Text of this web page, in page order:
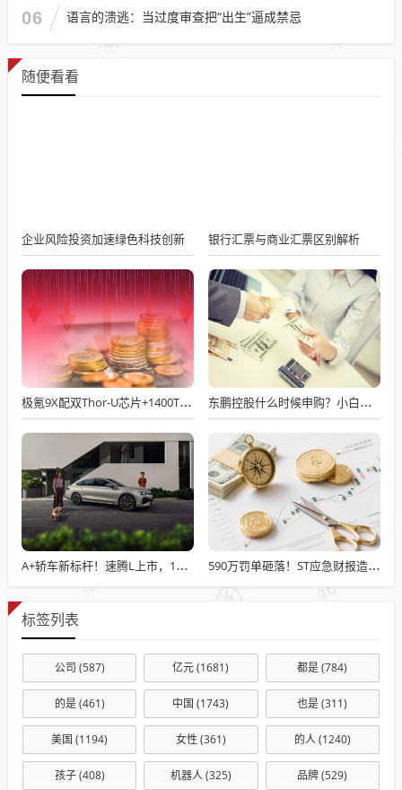
06 语言的溃逃：当过度审查把“出生”逼成禁忌
随便看看
企业风险投资加速绿色科技创新 银行汇票与商业汇票区别解析
极氪9X配双Thor-U芯片+1400TOPS算力，9月29日全系预售开启！ 东鹏控股什么时候申购？小白必懂的打新时间逻辑与策略
A+轿车新标杆！速腾L上市，11.49万起配高速自动驾驶，空间堪比B级！ 590万罚单砸落！ST应急财报造假细节曝光，董事长领衔三高管集体折戟
标签列表
公司 (587) 亿元(1681) 都是(784)
的是(461) 中国 (1743) 也是(311)
美国 (1194) 女性 (361) 的人(1240)
孩子(408) 机器人(325) 品牌(529)